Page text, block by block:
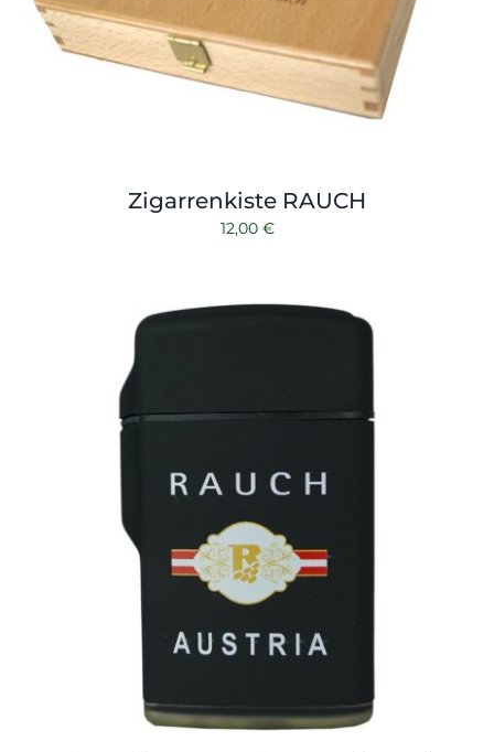
Zigarrenkiste RAUCH
12,00 €